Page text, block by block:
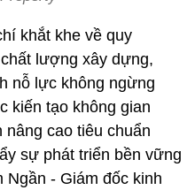
khắt khe về quy
lượng xây dựng,
nỗ lực không ngừng
kiến tạo không gian
cao tiêu chuẩn
sự phát triển bền vững
Ngần - Giám đốc kinh